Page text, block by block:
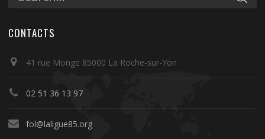
CONTACTS
41 rue Monge 85000 La Roche-sur-Yon
02 51 36 13 97
fol@laligue85.org